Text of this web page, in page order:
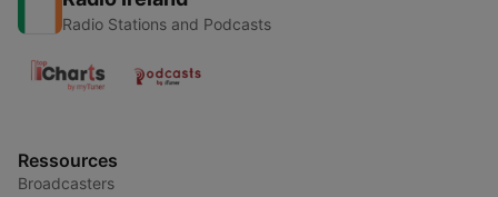
Radio Stations and Podcasts
Ressources
Broadcasters